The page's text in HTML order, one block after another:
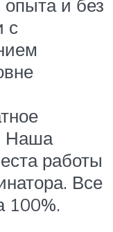
и без
с
Наша
работы
Все
100%.